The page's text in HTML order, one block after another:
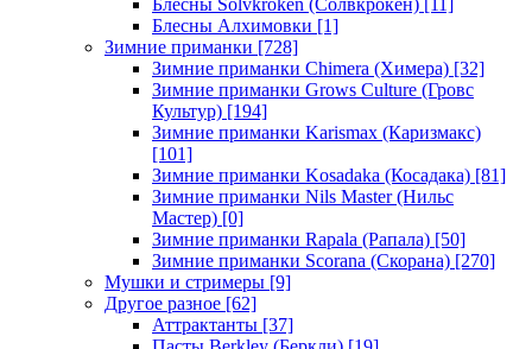
Блесны Solvkroken (Солвкрокен) [11]
Блесны Алхимовки [1]
Зимние приманки [728]
Зимние приманки Chimera (Химера) [32]
Зимние приманки Grows Culture (Гровс
Культур) [194]
Зимние приманки Karismax (Каризмакс)
[101]
Зимние приманки Kosadaka (Косадака) [81]
Зимние приманки Nils Master (Нильс
Мастер) [0]
Зимние приманки Rapala (Рапала) [50]
Зимние приманки Scorana (Скорана) [270]
Мушки и стримеры [9]
Другое разное [62]
Аттрактанты [37]